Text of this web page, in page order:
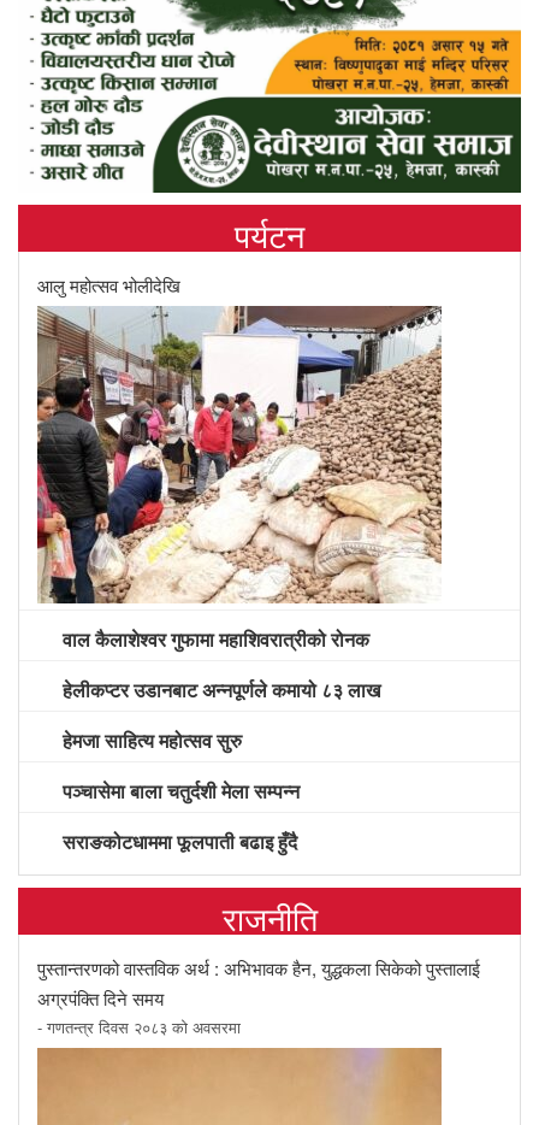
पर्यटन
आलु महोत्सव भोलीदेखि
वाल कैलाशेश्वर गुफामा महाशिवरात्रीको रोनक
हेलीकप्टर उडानबाट अन्नपूर्णले कमायो ८३ लाख
हेमजा साहित्य महोत्सव सुरु
पञ्चासेमा बाला चतुर्दशी मेला सम्पन्न
सराङकोटधाममा फूलपाती बढाइ हुँदै
राजनीति
पुस्तान्तरणको वास्तविक अर्थ : अभिभावक हैन, युद्धकला सिकेको पुस्तालाई
अग्रपंक्ति दिने समय
- गणतन्त्र दिवस २०८३ को अवसरमा